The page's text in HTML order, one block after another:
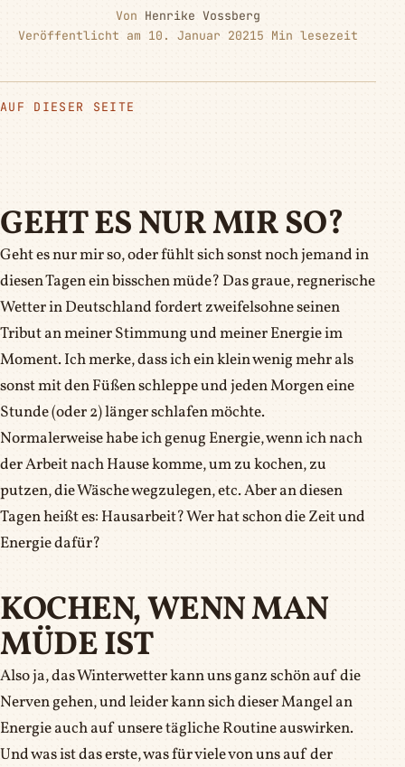
Von Henrike Vossberg
Veröffentlicht am 10. Januar 20215 Min lesezeit
GEHT ES NUR MIR SO?
Geht es nur mir so, oder fühlt sich sonst noch jemand in
diesen Tagen ein bisschen müde? Das graue, regnerische
Wetter in Deutschland fordert zweifelsohne seinen
Tribut an meiner Stimmung und meiner Energie im
Moment. Ich merke, dass ich ein klein wenig mehr als
sonst mit den Füßen schleppe und jeden Morgen eine
Stunde (oder 2) länger schlafen möchte.
Normalerweise habe ich genug Energie, wenn ich nach
der Arbeit nach Hause komme, um zu kochen, zu
putzen, die Wäsche wegzulegen, etc. Aber an diesen
Tagen heißt es: Hausarbeit? Wer hat schon die Zeit und
Energie dafür?
KOCHEN, WENN MAN
MÜDE IST
Also ja, das Winterwetter kann uns ganz schön auf die
Nerven gehen, und leider kann sich dieser Mangel an
Energie auch auf unsere tägliche Routine auswirken.
Und was ist das erste, was für viele von uns auf der
AUF DIESER SEITE